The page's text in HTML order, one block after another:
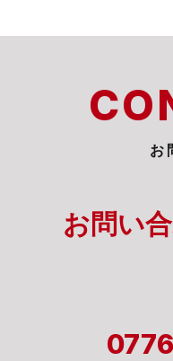
お
お問い